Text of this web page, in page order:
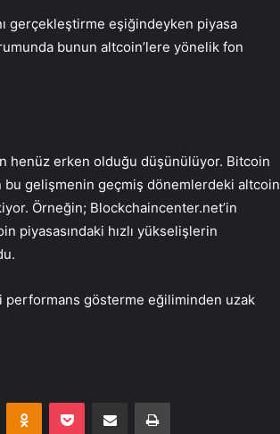
gerçekleştirme eşiğindeyken piyasa
bunun altcoin’lere yönelik fon
henüz erken olduğu düşünülüyor. Bitcoin
bu gelişmenin geçmiş dönemlerdeki altcoin
Örneğin; Blockchaincenter.net’in
piyasasındaki hızlı yükselişlerin
performans gösterme eğiliminden uzak
Odnoklassniki
Pocket E-Posta ile paylaş Yazdır